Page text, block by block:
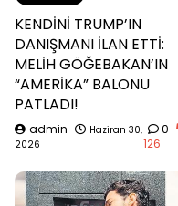
KENDİNİ TRUMP’IN
DANIŞMANI İLAN ETTİ:
MELİH GÖĞEBAKAN’IN
“AMERİKA” BALONU
PATLADI!
admin
Haziran 30,
2026
0
126